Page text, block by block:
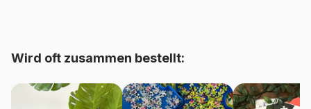
EAN 3667232503548
Wird oft zusammen bestellt: